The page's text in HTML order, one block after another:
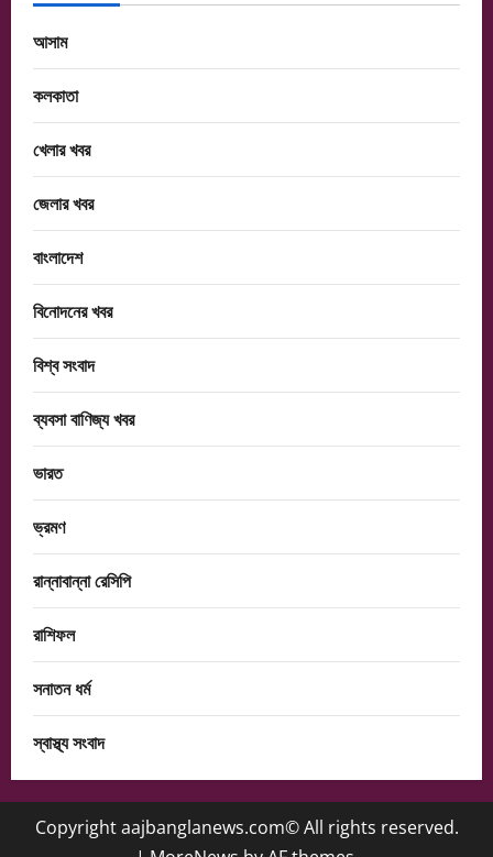
আসাম
কলকাতা
খেলার খবর
জেলার খবর
বাংলাদেশ
বিনোদনের খবর
বিশ্ব সংবাদ
ব্যবসা বাণিজ্য খবর
ভারত
ভ্রমণ
রান্নাবান্না রেসিপি
রাশিফল
সনাতন ধর্ম
স্বাস্থ্য সংবাদ
Copyright aajbanglanews.com© All rights reserved.